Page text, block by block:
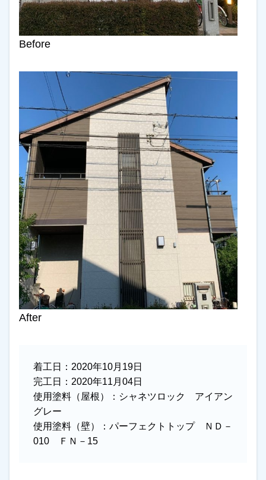
Before
After
着工日： 2020年10月19日
完工日： 2020年11月04日
使用塗料（屋根）： シャネツロック アイアン
グレー
使用塗料（壁）： パーフェクトトップ ＮＤ－
010 ＦＮ－15